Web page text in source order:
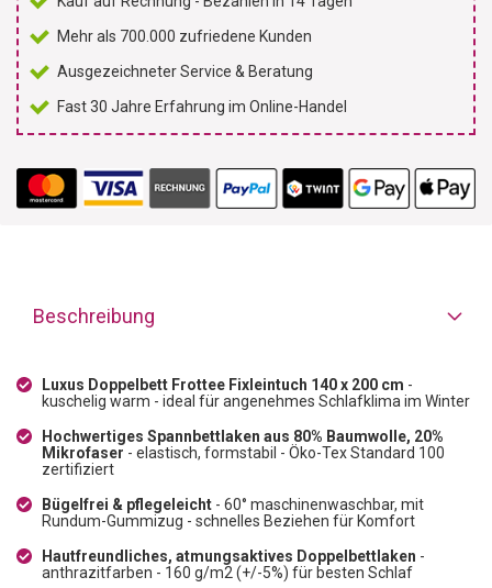
Mehr als 700.000 zufriedene Kunden
Ausgezeichneter Service & Beratung
Fast 30 Jahre Erfahrung im Online-Handel
Beschreibung
Luxus Doppelbett Frottee Fixleintuch 140 x 200 cm -
kuschelig warm - ideal für angenehmes Schlafklima im Winter
Hochwertiges Spannbettlaken aus 80% Baumwolle, 20%
Mikrofaser - elastisch, formstabil - Öko-Tex Standard 100
zertifiziert
Bügelfrei & pflegeleicht - 60° maschinenwaschbar, mit
Rundum-Gummizug - schnelles Beziehen für Komfort
Hautfreundliches, atmungsaktives Doppelbettlaken -
anthrazitfarben - 160 g/m2 (+/-5%) für besten Schlaf